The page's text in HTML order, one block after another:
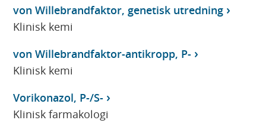
von Willebrandfaktor, genetisk utredning
Klinisk kemi
von Willebrandfaktor-antikropp, P-
Klinisk kemi
Vorikonazol, P-/S-
Klinisk farmakologi